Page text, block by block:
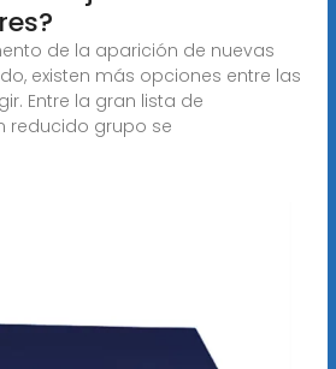
de la aparición de nuevas
existen más opciones entre las
Entre la gran lista de
reducido grupo se